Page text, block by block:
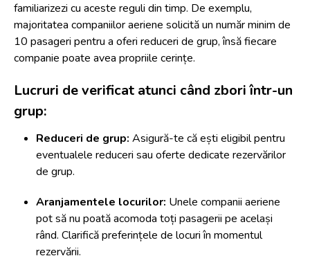
familiarizezi cu aceste reguli din timp. De exemplu,
majoritatea companiilor aeriene solicită un număr minim de
10 pasageri pentru a oferi reduceri de grup, însă fiecare
companie poate avea propriile cerințe.
Lucruri de verificat atunci când zbori într-un
grup:
Reduceri de grup: Asigură-te că ești eligibil pentru
eventualele reduceri sau oferte dedicate rezervărilor
de grup.
Aranjamentele locurilor: Unele companii aeriene
pot să nu poată acomoda toți pasagerii pe același
rând. Clarifică preferințele de locuri în momentul
rezervării.